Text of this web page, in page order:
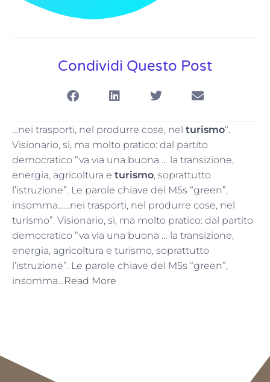
Condividi Questo Post
…nei trasporti, nel produrre cose, nel turismo“.
Visionario, sì, ma molto pratico: dal partito
democratico “va via una buona … la transizione,
energia, agricoltura e turismo, soprattutto
l’istruzione”. Le parole chiave del M5s “green”,
insomma……nei trasporti, nel produrre cose, nel
turismo”. Visionario, sì, ma molto pratico: dal partito
democratico “va via una buona … la transizione,
energia, agricoltura e turismo, soprattutto
l’istruzione”. Le parole chiave del M5s “green”,
insomma…Read More